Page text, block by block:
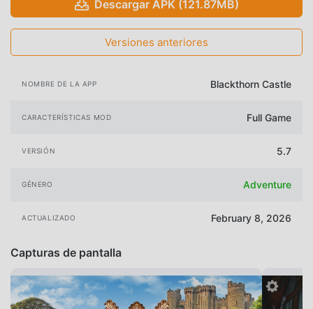
Descargar APK (121.87MB)
Versiones anteriores
NOMBRE DE LA APP Blackthorn Castle
CARACTERÍSTICAS MOD Full Game
VERSIÓN 5.7
GÉNERO Adventure
ACTUALIZADO February 8, 2026
Capturas de pantalla